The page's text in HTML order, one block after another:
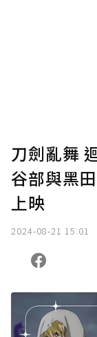
刀劍亂舞
谷部與黑
上映
2024-08-21 15:01